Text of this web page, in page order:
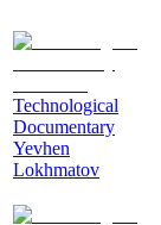
Technological
Documentary
Yevhen
Lokhmatov